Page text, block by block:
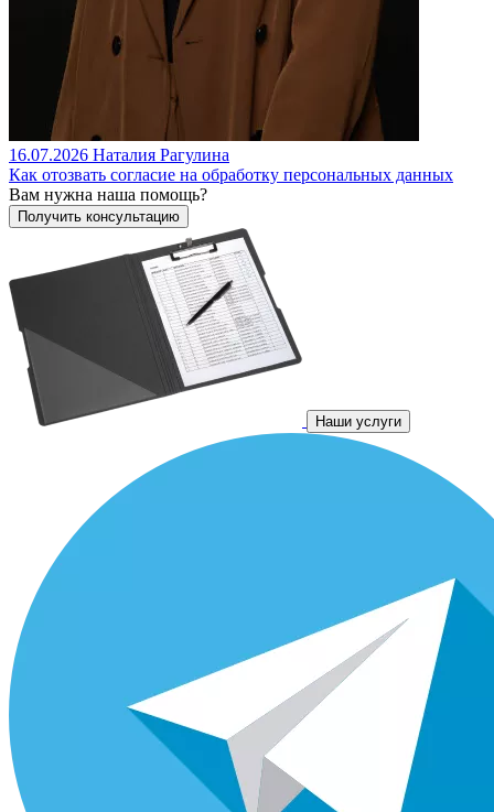
16.07.2026 Наталия Рагулина
Как отозвать согласие на обработку персональных данных
Вам нужна наша помощь?
Наши услуги